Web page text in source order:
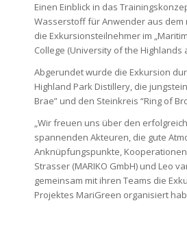
Einen Einblick in das
Wasserstoff für Anwender aus dem
die Exkursionsteilnehmer im
College (University of the Highlands
Abgerundet wurde die Exkursion
Highland Park Distillery, die
Brae” und den Steinkreis “Ring of
„Wir freuen uns über den
spannenden Akteuren, die gute
Anknüpfungspunkte,
Strasser (MARIKO GmbH) und Leo
gemeinsam mit ihren Teams die
Projektes MariGreen organisiert